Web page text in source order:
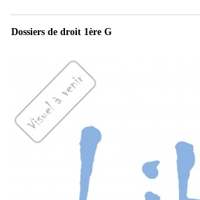
Dossiers de droit 1ère G